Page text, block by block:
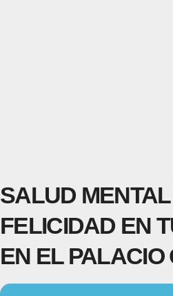
SALUD
FELICIDAD EN
EN EL PALACIO